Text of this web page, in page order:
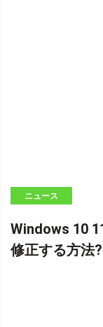
ニュース
Windows 10
修正する方法?